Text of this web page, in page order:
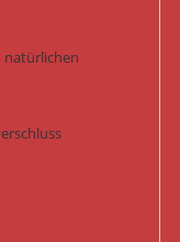
natürlichen